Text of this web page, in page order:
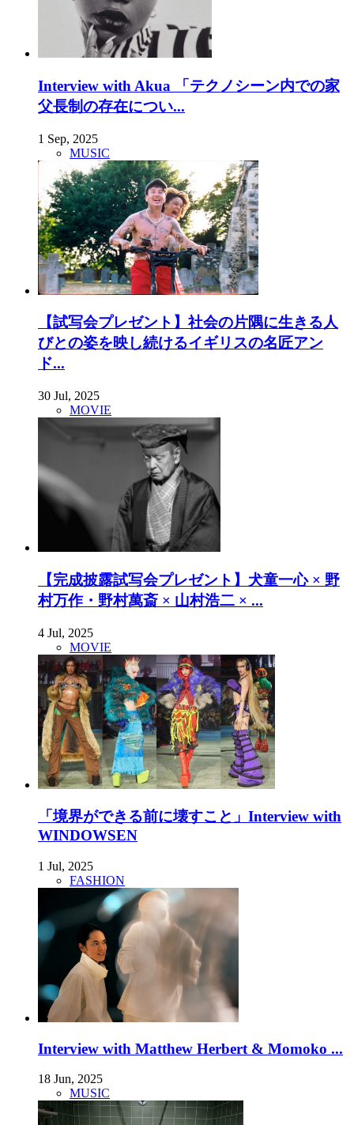
Interview with Akua 「テクノシーン内での家
父長制の存在につい...
1 Sep, 2025
MUSIC
【試写会プレゼント】社会の片隅に生きる人
びとの姿を映し続けるイギリスの名匠アン
ド...
30 Jul, 2025
MOVIE
【完成披露試写会プレゼント】犬童一心 × 野
村万作・野村萬斎 × 山村浩二 × ...
4 Jul, 2025
MOVIE
「境界ができる前に壊すこと」Interview with
WINDOWSEN
1 Jul, 2025
FASHION
Interview with Matthew Herbert & Momoko ...
18 Jun, 2025
MUSIC